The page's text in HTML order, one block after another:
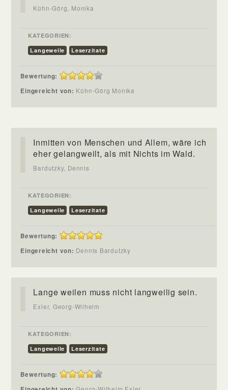
Kühn-Görg, Monika
KATEGORIEN:
Langeweile
Leserzitate
Bewertung:
Eingereicht von: Kühn-Görg Monika
Inmitten von Menschen und Allem, wäre ich
eher gelangweilt, als mit Nichts im Wald.
Bardutzky, Dennis
KATEGORIEN:
Langeweile
Leserzitate
Bewertung:
Eingereicht von: Dennis Bardutzky
Lange weilen muss nicht langweilig sein.
Exler, Georg-Wilhelm
KATEGORIEN:
Langeweile
Leserzitate
Bewertung: